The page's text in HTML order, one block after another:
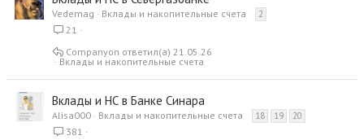
Vedemag Вклады и накопительные счета 2
21
Вклады и накопительные счета
21.05.26
Companyon
Вклады и НС в Банке Синара
Alisa000 Вклады и накопительные счета 18 19 20
381